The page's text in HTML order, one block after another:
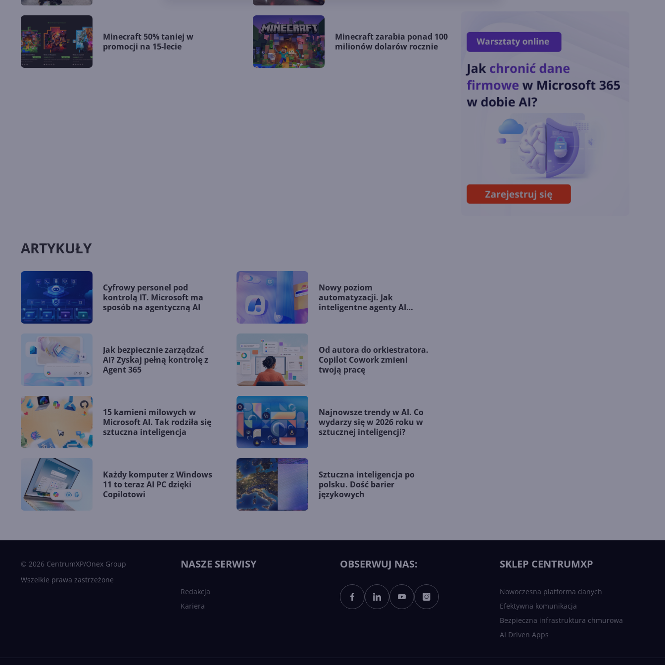
Minecraft 50% taniej w
promocji na 15-lecie
Minecraft zarabia ponad 100
milionów dolarów rocznie
Microsoft udostępnia
silnik GitHub Copilot
w Copilot Studio
model Astra.
Rozwiązał 10 starych
problemów
matematycznych
Zatrzęsienie nowości
w Microsoft Teams.
Zmiany z lipca 2026 r.
ARTYKUŁY
Cyfrowy personel pod
kontrolą IT. Microsoft ma
sposób na agentyczną AI
Nowy poziom
automatyzacji. Jak
inteligentne agenty AI
Jak bezpiecznie zarządzać
AI? Zyskaj pełną kontrolę z
Agent 365
Od autora do orkiestratora.
Copilot Cowork zmieni
twoją pracę
15 kamieni milowych w
Microsoft AI. Tak rodziła się
sztuczna inteligencja
Najnowsze trendy w AI. Co
wydarzy się w 2026 roku w
sztucznej inteligencji?
Każdy komputer z Windows
11 to teraz AI PC dzięki
Copilotowi
Sztuczna inteligencja po
polsku. Dość barier
językowych
© 2026 CentrumXP/Onex Group
Wszelkie prawa zastrzeżone
NASZE SERWISY
Redakcja
Kariera
OBSERWUJ NAS: SKLEP CENTRUMXP
Nowoczesna platforma danych
Efektywna komunikacja
Bezpieczna infrastruktura chmurowa
AI Driven Apps